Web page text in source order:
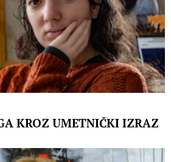
KROZ UMETNIČKI IZRAZ